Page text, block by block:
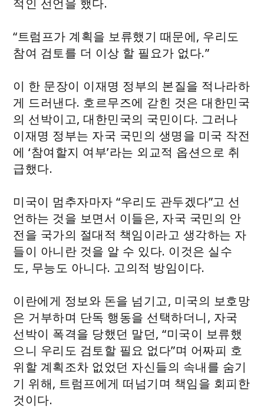
적인 선언을 했다.
“트럼프가 계획을 보류했기 때문에, 우리도
참여 검토를 더 이상 할 필요가 없다.”
이 한 문장이 이재명 정부의 본질을 적나라하
게 드러낸다. 호르무즈에 갇힌 것은 대한민국
의 선박이고, 대한민국의 국민이다. 그러나
이재명 정부는 자국 국민의 생명을 미국 작전
에 ‘참여할지 여부’라는 외교적 옵션으로 취
급했다.
미국이 멈추자마자 “우리도 관두겠다”고 선
언하는 것을 보면서 이들은, 자국 국민의 안
전을 국가의 절대적 책임이라고 생각하는 자
들이 아니란 것을 알 수 있다. 이것은 실수
도, 무능도 아니다. 고의적 방임이다.
이란에게 정보와 돈을 넘기고, 미국의 보호망
은 거부하며 단독 행동을 선택하더니, 자국
선박이 폭격을 당했던 말던, “미국이 보류했
으니 우리도 검토할 필요 없다”며 어짜피 호
위할 계획조차 없었던 자신들의 속내를 숨기
기 위해, 트럼프에게 떠넘기며 책임을 회피한
것이다.